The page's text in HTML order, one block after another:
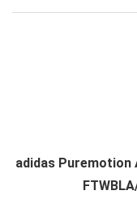
adidas Puremotion